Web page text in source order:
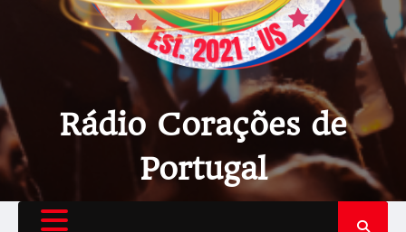
Rádio Corações de
Portugal